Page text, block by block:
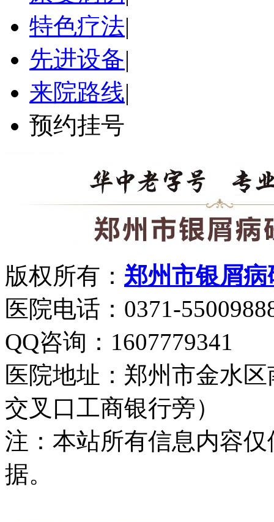
特色疗法|
先进设备|
来院路线|
预约挂号
版权所有： 郑州市银屑病
医院电话：0371-
QQ咨询：1607779341
医院地址：郑州市金水
交叉口工商银行旁）
注：本站所有信息内容
据。